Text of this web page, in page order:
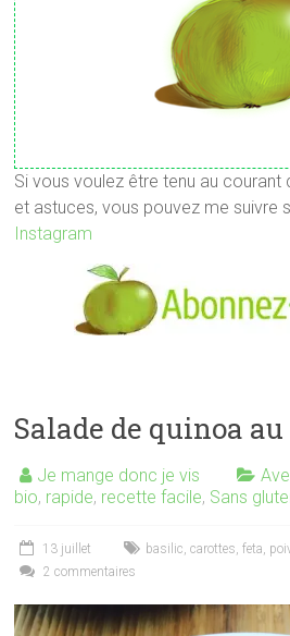
Si vous voulez être tenu au
et astuces, vous pouvez me suivre
Instagram
Salade de quinoa
Je mange donc je vis
bio, rapide, recette facile, Sans
13 juillet basilic,carottes,feta,
2 commentaires